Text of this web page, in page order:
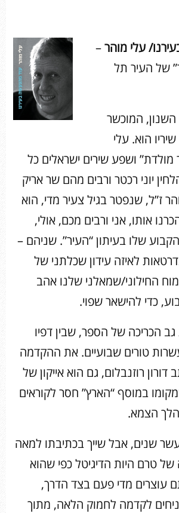
עלי מוהר–
של העיר תל
המוכשר
הוא. עלי
מולדת” ושפע שירים ישראלים כל
יוני רכטר ורבים מהם שר אריק
ז”ל, שנפטר בגיל צעיר מדי, הוא
אותו, אני ורבים מכם, אולי,
שלו בעיתון “העיר”. שניהם –
לאיזה עידון שכלתני של
החילוני/שמאלני שלנו אהב
כדי להישאר שפוי.
הכריכה של הספר, שבין דפיו
טורים שבועיים. את ההקדמה
רוזנבלום, גם הוא אייקון של
במוסף “הארץ” חסר לקוראים
הצמא.
שנים, אבל שייך בכתיבתו למאה
טרם היות הדיגיטל כפי שהוא
עוצרים מדי פעם בצד הדרך,
לקדמה לחמוק הלאה, מתוך